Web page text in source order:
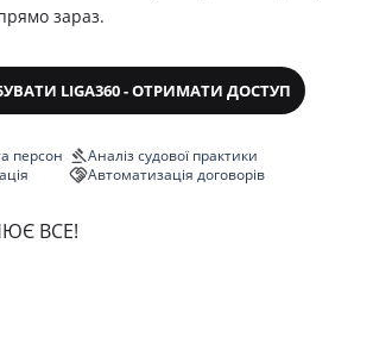
зараз.
LIGA360 - ОТРИМАТИ ДОСТУП
персон
Аналіз судової практики
Автоматизація договорів
ВСЕ!